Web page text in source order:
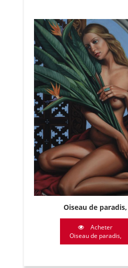
Oiseau de paradis,
Acheter
Oiseau de paradis,